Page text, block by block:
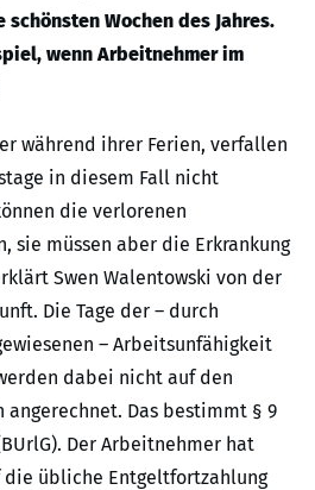
Wochen des Jahres.
wenn Arbeitnehmer im
während ihrer Ferien, verfallen
in diesem Fall nicht
die verlorenen
sie müssen aber die Erkrankung
Swen Walentowski von der
Die Tage der – durch
– Arbeitsunfähigkeit
dabei nicht auf den
angerechnet. Das bestimmt § 9
Der Arbeitnehmer hat
übliche Entgeltfortzahlung